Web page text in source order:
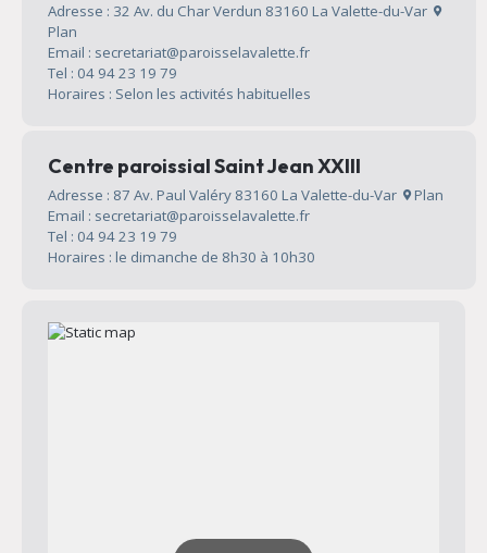
Adresse : 32 Av. du Char Verdun 83160 La Valette-du-Var
Plan
Email : secretariat@paroisselavalette.fr
Tel : 04 94 23 19 79
Horaires : Selon les activités habituelles
Centre paroissial Saint Jean XXIII
Adresse : 87 Av. Paul Valéry 83160 La Valette-du-Var
Plan
Email : secretariat@paroisselavalette.fr
Tel : 04 94 23 19 79
Horaires : le dimanche de 8h30 à 10h30